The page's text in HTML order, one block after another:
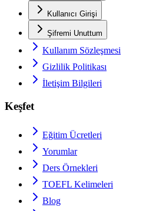
Kullanıcı Girişi
Şifremi Unuttum
Kullanım Sözleşmesi
Gizlilik Politikası
İletişim Bilgileri
Keşfet
Eğitim Ücretleri
Yorumlar
Ders Örnekleri
TOEFL Kelimeleri
Blog